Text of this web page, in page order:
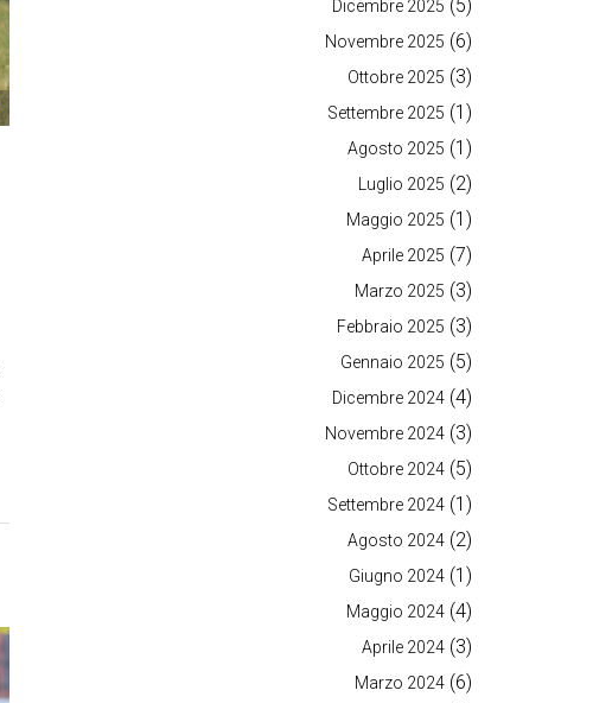
Dicembre 2025 (5)
Novembre 2025 (6)
Ottobre 2025 (3)
Settembre 2025 (1)
Agosto 2025 (1)
Luglio 2025 (2)
Maggio 2025 (1)
Aprile 2025 (7)
Marzo 2025 (3)
Febbraio 2025 (3)
Gennaio 2025 (5)
Dicembre 2024 (4)
Novembre 2024 (3)
Ottobre 2024 (5)
Settembre 2024 (1)
Agosto 2024 (2)
Giugno 2024 (1)
Maggio 2024 (4)
Aprile 2024 (3)
Marzo 2024 (6)